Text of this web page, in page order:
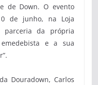
de Down. O evento
de junho, na Loja
parceria da própria
e a sua
Douradown, Carlos